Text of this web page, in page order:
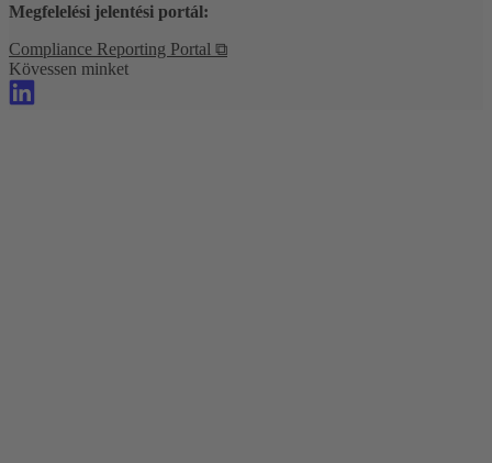
Megfelelési jelentési portál:
Compliance Reporting Portal ⧉
Kövessen minket